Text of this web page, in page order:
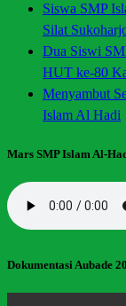
Siswa SMP
Silat
Dua Siswi
HUT ke-80
Menyambut
Islam Al Hadi
Mars SMP Islam Al-
Dokumentasi Aubade